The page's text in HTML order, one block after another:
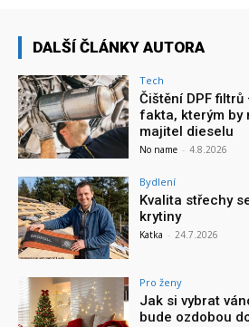
DALŠÍ ČLÁNKY AUTORA
Tech
Čištění DPF filtrů
fakta, kterým by
majitel dieselu
No name - 4.8.2026
Bydlení
Kvalita střechy
krytiny
Katka - 24.7.2026
Pro ženy
Jak si vybrat
bude ozdobou